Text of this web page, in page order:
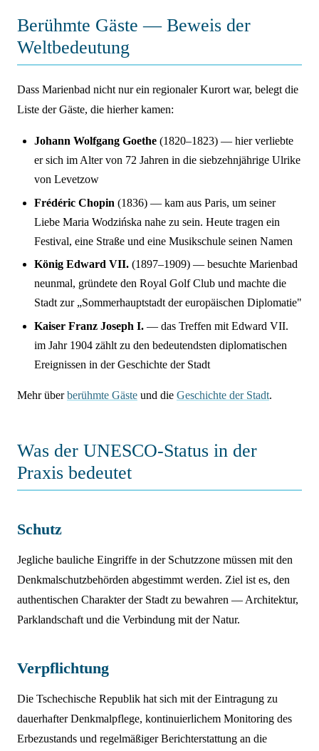
Berühmte Gäste — Beweis der
Weltbedeutung
Dass Marienbad nicht nur ein regionaler Kurort war, belegt die
Liste der Gäste, die hierher kamen:
Johann Wolfgang Goethe (1820–1823) — hier verliebte
er sich im Alter von 72 Jahren in die siebzehnjährige Ulrike
von Levetzow
Frédéric Chopin (1836) — kam aus Paris, um seiner
Liebe Maria Wodzińska nahe zu sein. Heute tragen ein
Festival, eine Straße und eine Musikschule seinen Namen
König Edward VII. (1897–1909) — besuchte Marienbad
neunmal, gründete den Royal Golf Club und machte die
Stadt zur „Sommerhauptstadt der europäischen Diplomatie"
Kaiser Franz Joseph I. — das Treffen mit Edward VII.
im Jahr 1904 zählt zu den bedeutendsten diplomatischen
Ereignissen in der Geschichte der Stadt
Mehr überberühmte Gäste und die Geschichte der Stadt.
Was der UNESCO-Status in der
Praxis bedeutet
Schutz
Jegliche bauliche Eingriffe in der Schutzzone müssen mit den
Denkmalschutzbehörden abgestimmt werden. Ziel ist es, den
authentischen Charakter der Stadt zu bewahren — Architektur,
Parklandschaft und die Verbindung mit der Natur.
Verpflichtung
Die Tschechische Republik hat sich mit der Eintragung zu
dauerhafter Denkmalpflege, kontinuierlichem Monitoring des
Erbezustands und regelmäßiger Berichterstattung an die